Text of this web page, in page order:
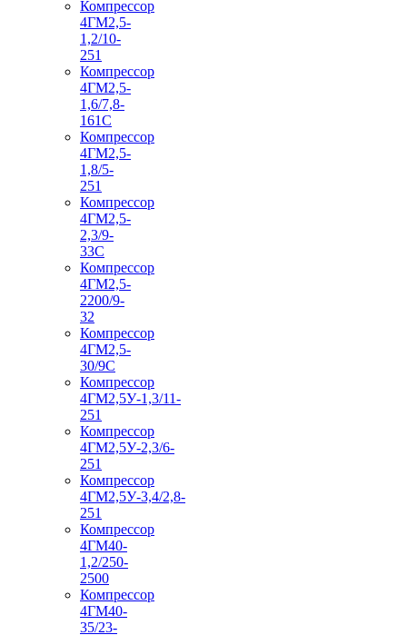
Компрессор
4ГМ2,5-
1,2/10-
251
Компрессор
4ГМ2,5-
1,6/7,8-
161С
Компрессор
4ГМ2,5-
1,8/5-
251
Компрессор
4ГМ2,5-
2,3/9-
33С
Компрессор
4ГМ2,5-
2200/9-
32
Компрессор
4ГМ2,5-
30/9С
Компрессор
4ГМ2,5У-1,3/11-
251
Компрессор
4ГМ2,5У-2,3/6-
251
Компрессор
4ГМ2,5У-3,4/2,8-
251
Компрессор
4ГМ40-
1,2/250-
2500
Компрессор
4ГМ40-
35/23-